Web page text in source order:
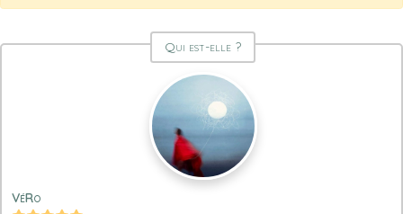
Qui est-elle ?
VéRo